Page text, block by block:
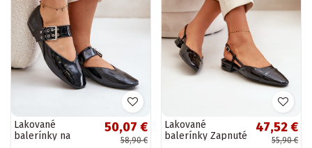
Lakované
balerínky na
50,07 €
58,90 €
Lakované
balerínky Zapnuté
47,52 €
55,90 €